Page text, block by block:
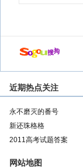
近期热点关注
永不磨灭的番号
新还珠格格
2011高考试题答案
网站地图